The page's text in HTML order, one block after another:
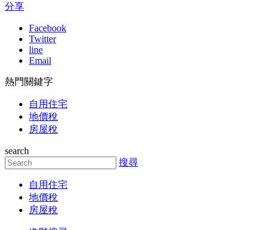
分享
Facebook
Twitter
line
Email
熱門關鍵字
自用住宅
地價稅
房屋稅
search
搜尋
自用住宅
地價稅
房屋稅